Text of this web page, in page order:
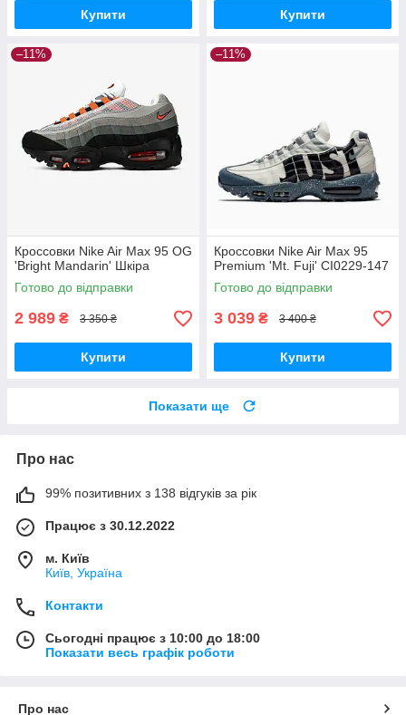
Купити Купити
–11%
Кроссовки Nike Air Max 95 OG
'Bright Mandarin' Шкіра
Готово до відправки
2 989 ₴ 3 350 ₴
Купити
–11%
Кроссовки Nike Air Max 95
Premium 'Mt. Fuji' CI0229-147
Готово до відправки
3 039 ₴ 3 400 ₴
Купити
Показати ще
Про нас
99% позитивних з 138 відгуків за рік
Працює з 30.12.2022
м. Київ
Київ, Україна
Контакти
Сьогодні працює з 10:00 до 18:00
Показати весь графік роботи
Про нас